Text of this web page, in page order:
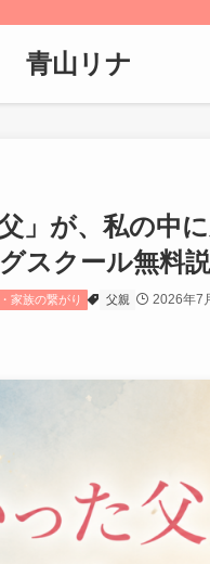
青山リナ
父」が、私の中
スクール無料
家族の繋がり 父親 2026年7